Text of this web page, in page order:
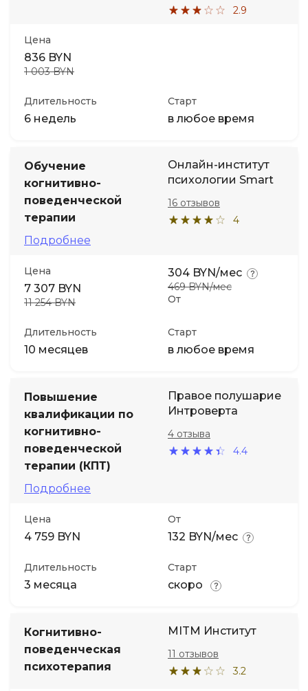
2.9
Цена
836 BYN
1 003 BYN
Длительность
6 недель
Старт
в любое время
Обучение
когнитивно-
поведенческой
терапии
Подробнее
Онлайн-институт
психологии Smart
4
16 отзывов
Цена
7 307 BYN
11 254 BYN От
304 BYN/мес
469 BYN/мес
Длительность
10 месяцев
Старт
в любое время
Повышение
квалификации по
когнитивно-
поведенческой
терапии (КПТ)
Подробнее
Правое полушарие
Интроверта
4.4
4 отзыва
Цена
4 759 BYN
От
132 BYN/мес
Длительность
3 месяца
Старт
скоро
Когнитивно-
поведенческая
психотерапия
MITM Институт
3.2
11 отзывов